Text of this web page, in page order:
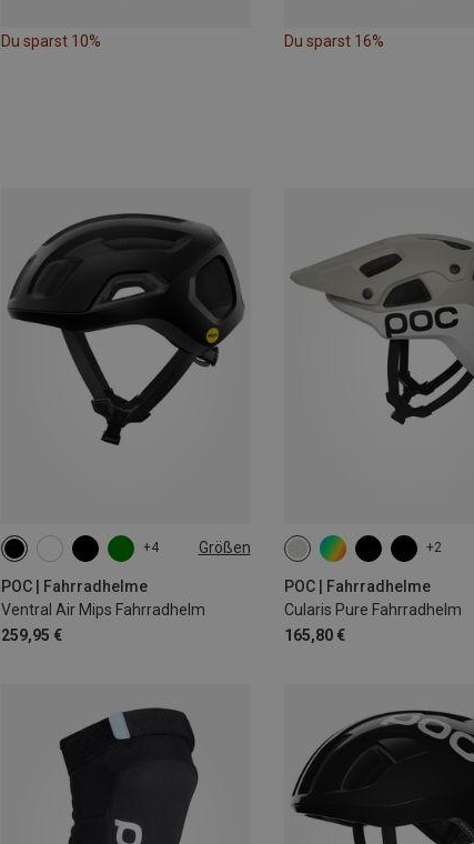
Du sparst 10% Du sparst 16%
+4 Größen
POC | Fahrradhelme
Ventral Air Mips Fahrradhelm
259,95 €
50-56CM
54-59CM
56-61CM
+2
POC | Fahrradhelme
Cularis Pure Fahrradhelm
165,80 €
51-54CM 59-62CM